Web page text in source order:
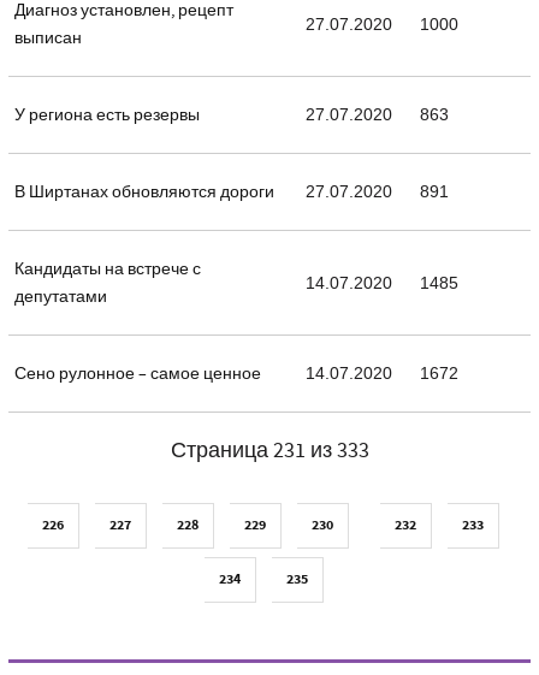
Диагноз установлен, рецепт
выписан
27.07.2020 1000
У региона есть резервы 27.07.2020 863
В Ширтанах обновляются дороги 27.07.2020 891
Кандидаты на встрече с
депутатами
14.07.2020 1485
Сено рулонное – самое ценное 14.07.2020 1672
Страница 231 из 333
226 227 228 229 230 232 233
234 235